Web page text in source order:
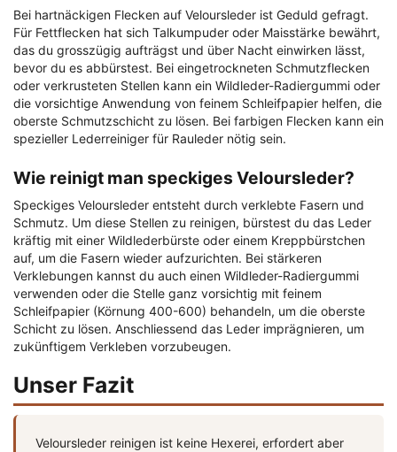
Bei hartnäckigen Flecken auf Veloursleder ist Geduld gefragt.
Für Fettflecken hat sich Talkumpuder oder Maisstärke bewährt,
das du grosszügig aufträgst und über Nacht einwirken lässt,
bevor du es abbürstest. Bei eingetrockneten Schmutzflecken
oder verkrusteten Stellen kann ein Wildleder-Radiergummi oder
die vorsichtige Anwendung von feinem Schleifpapier helfen, die
oberste Schmutzschicht zu lösen. Bei farbigen Flecken kann ein
spezieller Lederreiniger für Rauleder nötig sein.
Wie reinigt man speckiges Veloursleder?
Speckiges Veloursleder entsteht durch verklebte Fasern und
Schmutz. Um diese Stellen zu reinigen, bürstest du das Leder
kräftig mit einer Wildlederbürste oder einem Kreppbürstchen
auf, um die Fasern wieder aufzurichten. Bei stärkeren
Verklebungen kannst du auch einen Wildleder-Radiergummi
verwenden oder die Stelle ganz vorsichtig mit feinem
Schleifpapier (Körnung 400-600) behandeln, um die oberste
Schicht zu lösen. Anschliessend das Leder imprägnieren, um
zukünftigem Verkleben vorzubeugen.
Unser Fazit
Veloursleder reinigen ist keine Hexerei, erfordert aber